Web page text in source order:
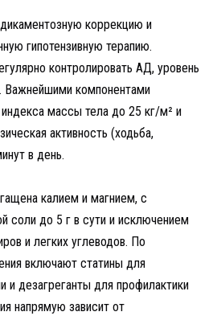
коррекцию и
гипотензивную терапию.
контролировать АД, уровень
Важнейшими компонентами
массы тела до 25 кг/м² и
активность (ходьба,
в день.
калием и магнием, с
соли до 5 г в сути и исключением
и легких углеводов. По
включают статины для
и дезагреганты для профилактики
напрямую зависит от